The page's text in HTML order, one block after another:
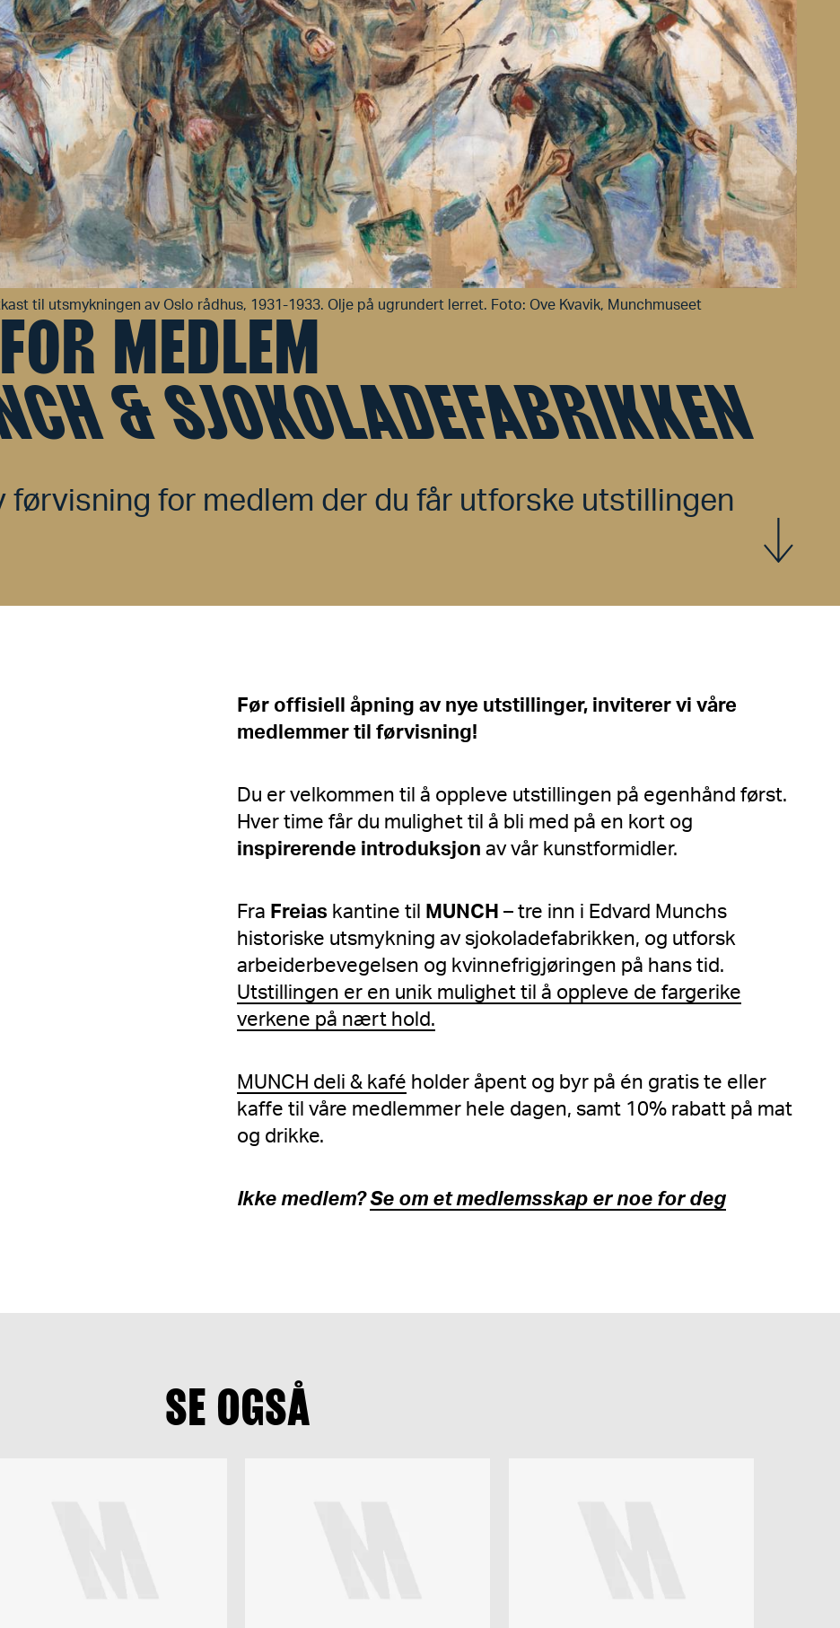
MEDLEM
& SJOKOLADEFABRIKKEN
førvisning for medlem der du får utforske utstillingen
Vis mer
til utsmykningen av Oslo rådhus, 1931-1933. Olje på ugrundert lerret. Foto: Ove Kvavik, Munchmuseet
Før offisiell åpning av nye utstillinger, inviterer vi våre
medlemmer til førvisning!
Du er velkommen til å oppleve utstillingen på egenhånd først.
Hver time får du mulighet til å bli med på en kort og
inspirerende introduksjon av vår kunstformidler.
Fra Freias kantine til MUNCH – tre inn i Edvard Munchs
historiske utsmykning av sjokoladefabrikken, og utforsk
arbeiderbevegelsen og kvinnefrigjøringen på hans tid.
Utstillingen er en unik mulighet til å oppleve de fargerike
verkene på nært hold.
MUNCH deli & kafé holder åpent og byr på én gratis te eller
kaffe til våre medlemmer hele dagen, samt 10% rabatt på mat
og drikke.
Ikke medlem?Se om et medlemsskap er noe for deg
SE OGSÅ